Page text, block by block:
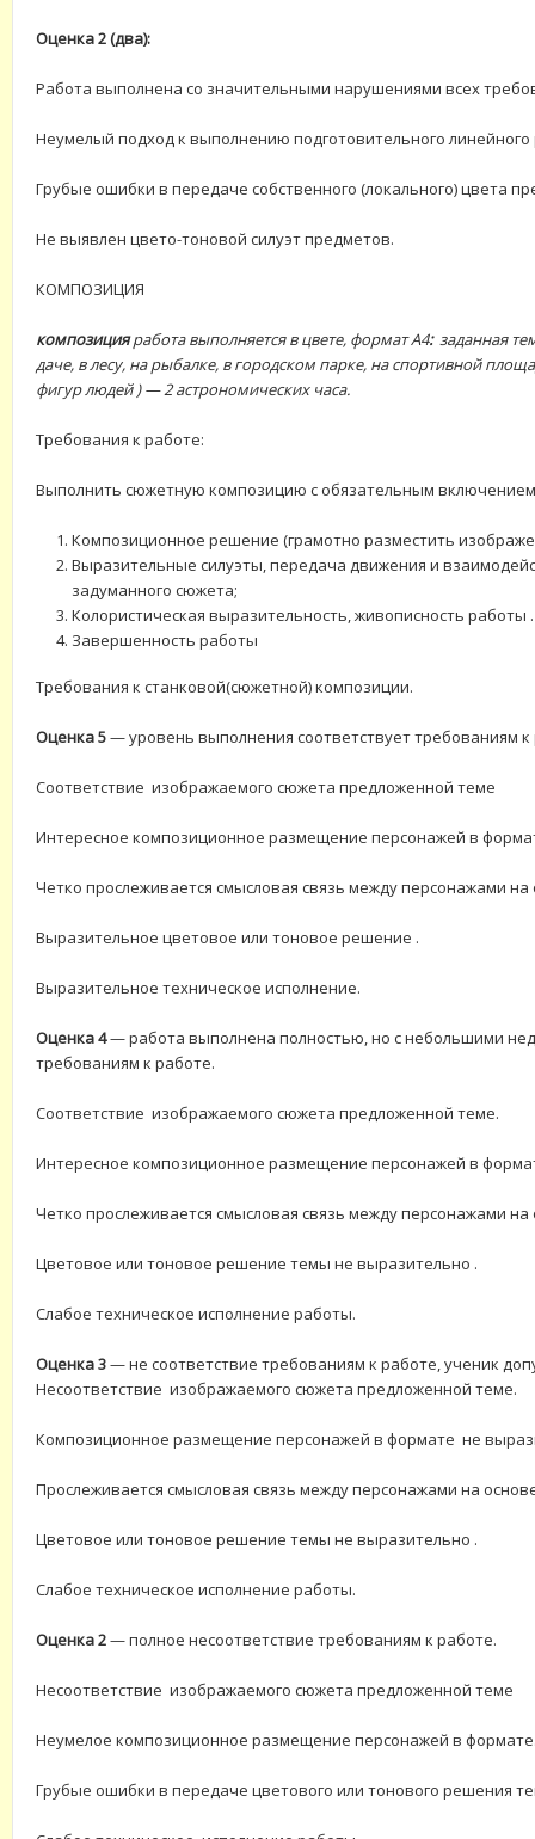
Оценка 2 (два):
Работа выполнена со значительными нарушениями всех
Неумелый подход к выполнению подготовительного линейного
Грубые ошибки в передаче собственного (локального) цвета
Не выявлен цвето-тоновой силуэт предметов.
КОМПОЗИЦИЯ
композицияработа выполняется в цвете, формат А4:заданная
даче, в лесу, на рыбалке, в городском парке, на спортивной
фигур людей ) — 2 астрономических часа.
Требования к работе:
Выполнить сюжетную композицию с обязательным
Композиционное решение (грамотно разместить
Выразительные силуэты, передача движения и
задуманного сюжета;
Колористическая выразительность, живописность работы .
Завершенность работы
Требования к станковой(сюжетной) композиции.
Оценка 5— уровень выполнения соответствует требованиям
Соответствие изображаемого сюжета предложенной теме
Интересное композиционное размещение персонажей в
Четко прослеживается смысловая связь между персонажами
Выразительное цветовое или тоновое решение .
Выразительное техническое исполнение.
Оценка 4— работа выполнена полностью, но с небольшими
требованиям к работе.
Соответствие изображаемого сюжета предложенной теме.
Интересное композиционное размещение персонажей в
Четко прослеживается смысловая связь между персонажами
Цветовое или тоновое решение темы не выразительно .
Слабое техническое исполнение работы.
Оценка 3— не соответствие требованиям к работе, ученик
Несоответствие изображаемого сюжета предложенной теме.
Композиционное размещение персонажей в формате не
Прослеживается смысловая связь между персонажами на
Цветовое или тоновое решение темы не выразительно .
Слабое техническое исполнение работы.
Оценка 2— полное несоответствие требованиям к работе.
Несоответствие изображаемого сюжета предложенной теме
Неумелое композиционное размещение персонажей в
Грубые ошибки в передаче цветового или тонового решения